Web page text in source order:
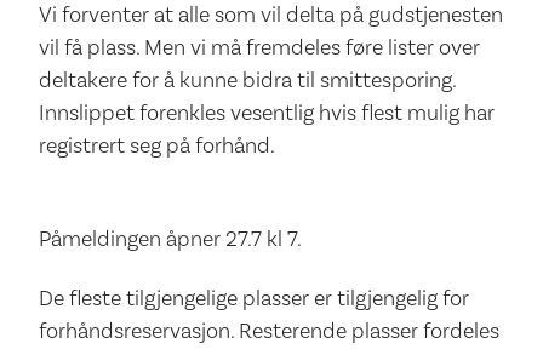
Vi forventer at alle som vil delta på gudstjenesten
vil få plass. Men vi må fremdeles føre lister over
deltakere for å kunne bidra til smittesporing.
Innslippet forenkles vesentlig hvis flest mulig har
registrert seg på forhånd.
Påmeldingen åpner 27.7 kl 7.
De fleste tilgjengelige plasser er tilgjengelig for
forhåndsreservasjon. Resterende plasser fordeles